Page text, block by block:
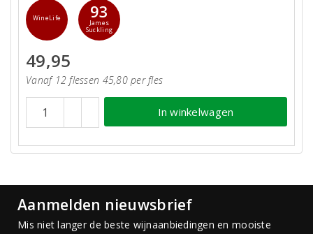
WineLife 93
James
Suckling
49,95
Vanaf 12 flessen 45,80 per fles
In winkelwagen
Aanmelden nieuwsbrief
Mis niet langer de beste wijnaanbiedingen en mooiste